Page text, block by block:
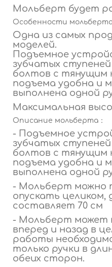
Мольберт будет
Особенности мольберта
Одна из самых
моделей.
Подъемное
зубчатых
болтов с тянущим
подъема удобна и
выполнена одной
Максимальная
Описание мольберта：
- Подъемное
зубчатых
болтов с тянущим
подъема удобна и
выполнена одной
- Мольберт можно
опускать целиком,
составляет 70 см
- Мольберт может
вперед и назад в
работы
только ручки в
обеих сторон.